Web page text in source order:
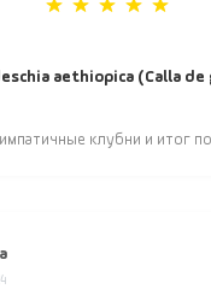
aethiopica (Calla de
клубни и итог